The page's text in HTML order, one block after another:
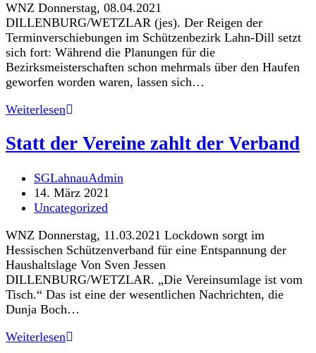
WNZ Donnerstag, 08.04.2021
DILLENBURG/WETZLAR (jes). Der Reigen der
Terminverschiebungen im Schützenbezirk Lahn-Dill setzt
sich fort: Während die Planungen für die
Bezirksmeisterschaften schon mehrmals über den Haufen
geworfen worden waren, lassen sich…
WeiterlesenSchützen
später
in
Runde
Statt der Vereine zahlt der Verband
Beitrags-
Autor:
SGLahnauAdmin
Beitrag
veröffentlicht:
14. März 2021
Beitrags-
Uncategorized
WNZ Donnerstag, 11.03.2021 Lockdown sorgt im
Hessischen Schützenverband für eine Entspannung der
Haushaltslage Von Sven Jessen
DILLENBURG/WETZLAR. „Die Vereinsumlage ist vom
Tisch.“ Das ist eine der wesentlichen Nachrichten, die
Dunja Boch…
WeiterlesenStatt